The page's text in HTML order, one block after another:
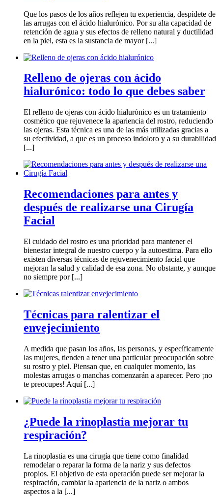
Que los pasos de los años reflejen tu experiencia, despídete de
las arrugas con el ácido hialurónico. Por su alta capacidad de
retención de agua y sus efectos de relleno natural y ductilidad
en la piel, esta es la sustancia de mayor [...]
Relleno de ojeras con ácido
hialurónico: todo lo que debes saber
El relleno de ojeras con ácido hialurónico es un tratamiento
cosmético que rejuvenece la apariencia del rostro, reduciendo
las ojeras. Esta técnica es una de las más utilizadas gracias a
su efectividad, a que es un proceso indoloro y a su durabilidad
[...]
Recomendaciones para antes y
después de realizarse una Cirugía
Facial
El cuidado del rostro es una prioridad para mantener el
bienestar integral de nuestro cuerpo y la autoestima. Para ello
existen diversas técnicas de rejuvenecimiento facial que
mejoran la salud y calidad de esa zona. No obstante, y aunque
no siempre por [...]
Técnicas para ralentizar el
envejecimiento
A medida que pasan los años, las personas, y específicamente
las mujeres, tienden a tener una particular preocupación sobre
su rostro y piel. Piensan que, en cualquier momento, las
molestas arrugas o manchas comenzarán a aparecer. Pero ¡no
te preocupes! Aquí [...]
¿Puede la rinoplastia mejorar tu
respiración?
La rinoplastia es una cirugía que tiene como finalidad
remodelar o reparar la forma de la nariz y sus defectos
propios. El objetivo de esta operación puede ser mejorar la
respiración, cambiar la apariencia de la nariz o ambos
aspectos a la [...]